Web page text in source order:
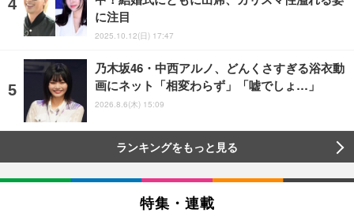
に注目
2025.10.12(日) 17:47
乃木坂46・中西アルノ、どんくさすぎる浴衣動
画にネット「相変わらず」「嘘でしょ…」
2026.8.6(木) 15:09
ランキングをもっと見る
特集・連載